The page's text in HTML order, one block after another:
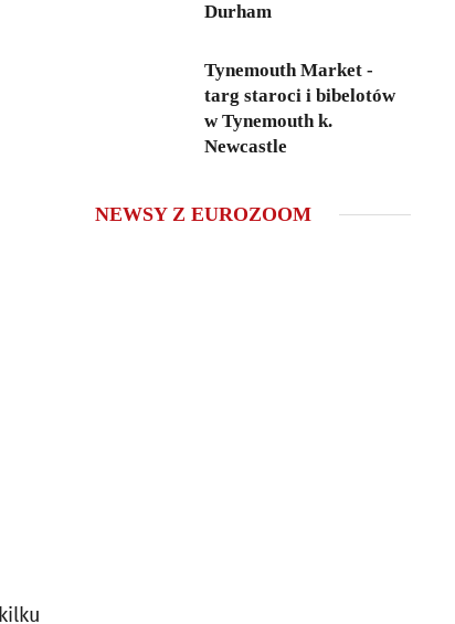
Durham
Tynemouth Market -
targ staroci i bibelotów
w Tynemouth k.
Newcastle
NEWSY Z EUROZOOM